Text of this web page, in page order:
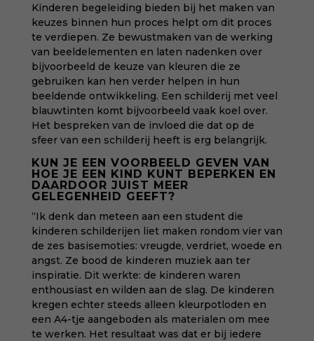
Kinderen begeleiding bieden bij het maken van
keuzes binnen hun proces helpt om dit proces
te verdiepen. Ze bewustmaken van de werking
van beeldelementen en laten nadenken over
bijvoorbeeld de keuze van kleuren die ze
gebruiken kan hen verder helpen in hun
beeldende ontwikkeling. Een schilderij met veel
blauwtinten komt bijvoorbeeld vaak koel over.
Het bespreken van de invloed die dat op de
sfeer van een schilderij heeft is erg belangrijk.
KUN JE EEN VOORBEELD GEVEN VAN
HOE JE EEN KIND KUNT BEPERKEN EN
DAARDOOR JUIST MEER
GELEGENHEID GEEFT?
“Ik denk dan meteen aan een student die
kinderen schilderijen liet maken rondom vier van
de zes basisemoties: vreugde, verdriet, woede en
angst. Ze bood de kinderen muziek aan ter
inspiratie. Dit werkte: de kinderen waren
enthousiast en wilden aan de slag. De kinderen
kregen echter steeds alleen kleurpotloden en
een A4-tje aangeboden als materialen om mee
te werken. Het resultaat was dat er bij iedere